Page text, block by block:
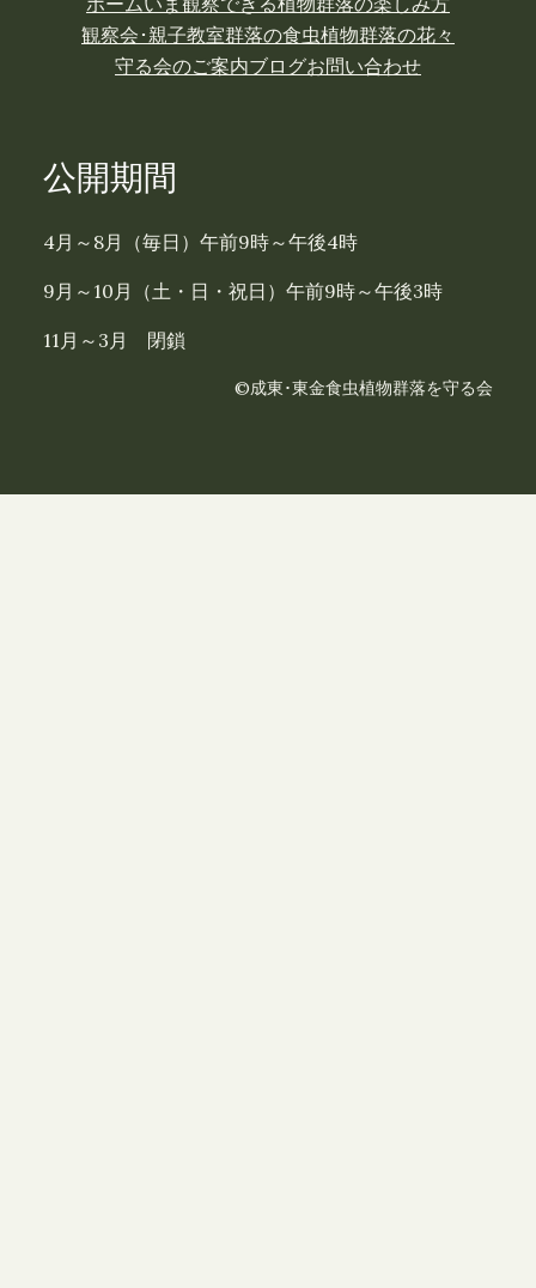
観察会･親子教室群落の食虫植物群落の花々
守る会のご案内ブログお問い合わせ
公開期間
4月～8月（毎日）午前9時～午後4時
9月～10月（土・日・祝日）午前9時～午後3時
11月～3月 閉鎖
©成東･東金食虫植物群落を守る会